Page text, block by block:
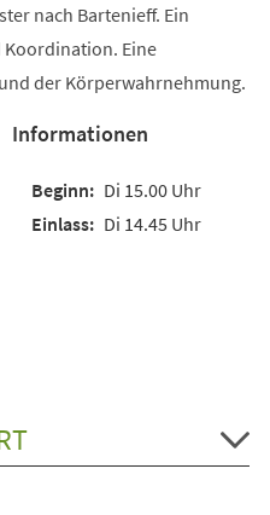
nach Bartenieff. Ein
Eine
der Körperwahrnehmung.
Informationen
Di 15.00 Uhr
Di 14.45 Uhr